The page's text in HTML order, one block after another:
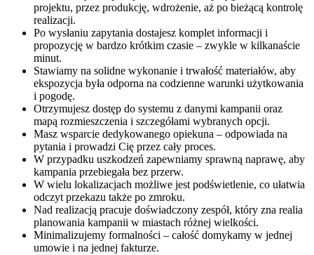
projektu, przez produkcję, wdrożenie, aż po bieżącą kontrolę
realizacji.
Po wysłaniu zapytania dostajesz komplet informacji i
propozycję w bardzo krótkim czasie – zwykle w kilkanaście
minut.
Stawiamy na solidne wykonanie i trwałość materiałów, aby
ekspozycja była odporna na codzienne warunki użytkowania
i pogodę.
Otrzymujesz dostęp do systemu z danymi kampanii oraz
mapą rozmieszczenia i szczegółami wybranych opcji.
Masz wsparcie dedykowanego opiekuna – odpowiada na
pytania i prowadzi Cię przez cały proces.
W przypadku uszkodzeń zapewniamy sprawną naprawę, aby
kampania przebiegała bez przerw.
W wielu lokalizacjach możliwe jest podświetlenie, co ułatwia
odczyt przekazu także po zmroku.
Nad realizacją pracuje doświadczony zespół, który zna realia
planowania kampanii w miastach różnej wielkości.
Minimalizujemy formalności – całość domykamy w jednej
umowie i na jednej fakturze.